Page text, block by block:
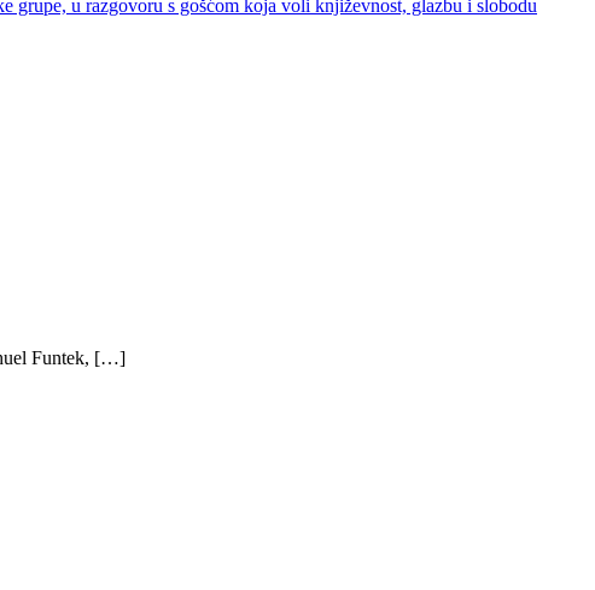
u razgovoru s gošćom koja voli književnost, glazbu i slobodu
Funtek, […]